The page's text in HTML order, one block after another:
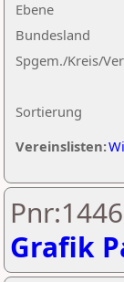
Ebene
Sortierung
Bundesland
Spgem./Kreis/
Vereinslisten:
Grafik